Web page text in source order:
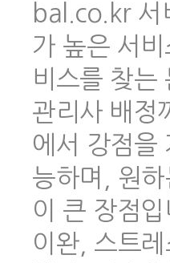
bal.co.kr 서
가 높은 서
비스를 찾는
관리사 배정
에서 강점을
능하며, 원
이 큰 장점
이완, 스트